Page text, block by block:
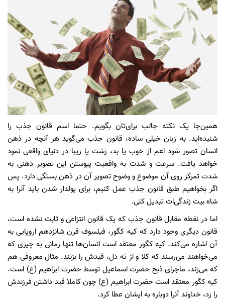
همین‌جا یک نکته جالب برای‌تان بگویم. حتما اسم قانون جذب را
شنیده‌اید. به زبان خیلی ساده، قانون جذب می‌گوید هر آنچه در ذهن
انسان تصور شود اعم از خوب یا بد، زشت یا زیبا در دنیای واقعی نمود
خواهد یافت. سرعت و شدت به واقعیت پیوستن این تصویر ذهنی به
شدت تمرکز روی آن موضوع و وضوح تصویر آن در ذهن بستگی دارد. پس
اگر بخواهیم طبق قانون جذب عمل کنیم، برای پولدار شدن باید آنرا به
شاه بیت زندگی‌ات تبدیل کنی.
اما در نقطه مقابل قانون جذب که یک قانون انتزاعی و ثابت نشده است،
قانون دیگری وجود دارد که کیه کگور، فیلسوف قرن شانزدهم اروپایی به
آن اشاره می‌کند. کیه کگور معتقد است انسان‌ها تنها زمانی به چیزی که
می‌خواهند می‌رسند که کلا و از ته دل، قیدش را بزنند. مثال معروفی هم
که می‌زند، ماجرای ذبح حضرت اسماعیل توسط حضرت ابراهیم (ع) است.
کیه کگور معتقد است حضرت ابراهیم (ع) چون کاملا قید داشتن فرزندش
را زد، خداوند آنرا دوباره به ایشان عطا کرد.